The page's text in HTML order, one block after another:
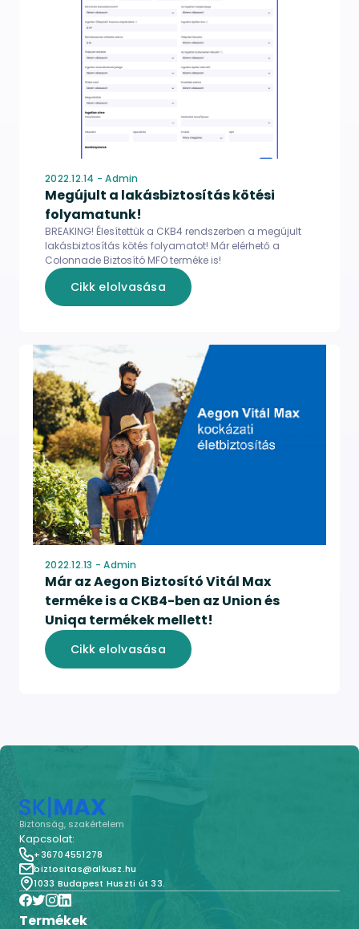
2022.12.14 - Admin
Megújult a lakásbiztosítás kötési
folyamatunk!
BREAKING! Élesítettük a CKB4 rendszerben a megújult
lakásbiztosítás kötés folyamatot! Már elérhető a
Colonnade Biztosító MFO terméke is!
Cikk elolvasása
2022.12.13 - Admin
Már az Aegon Biztosító Vitál Max
terméke is a CKB4-ben az Union és
Uniqa termékek mellett!
Cikk elolvasása
Biztonság, szakértelem
Kapcsolat:
+36704551278
biztositas@alkusz.hu
1033 Budapest Huszti út 33.
Termékek